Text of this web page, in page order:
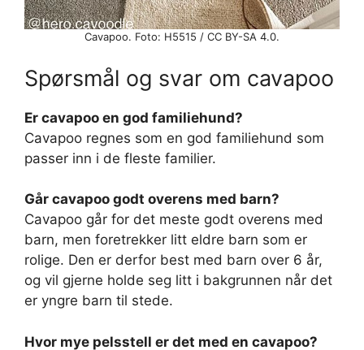
Cavapoo. Foto: H5515 / CC BY-SA 4.0.
Spørsmål og svar om cavapoo
Er cavapoo en god familiehund?
Cavapoo regnes som en god familiehund som
passer inn i de fleste familier.
Går cavapoo godt overens med barn?
Cavapoo går for det meste godt overens med
barn, men foretrekker litt eldre barn som er
rolige. Den er derfor best med barn over 6 år,
og vil gjerne holde seg litt i bakgrunnen når det
er yngre barn til stede.
Hvor mye pelsstell er det med en cavapoo?